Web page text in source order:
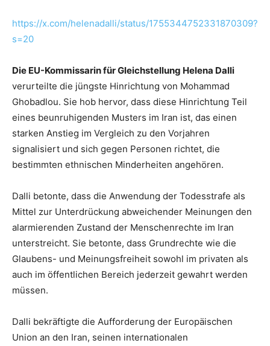
https://x.com/helenadalli/status/1755344752331870309?
s=20
Die EU-Kommissarin für Gleichstellung Helena Dalli
verurteilte die jüngste Hinrichtung von Mohammad
Ghobadlou. Sie hob hervor, dass diese Hinrichtung Teil
eines beunruhigenden Musters im Iran ist, das einen
starken Anstieg im Vergleich zu den Vorjahren
signalisiert und sich gegen Personen richtet, die
bestimmten ethnischen Minderheiten angehören.
Dalli betonte, dass die Anwendung der Todesstrafe als
Mittel zur Unterdrückung abweichender Meinungen den
alarmierenden Zustand der Menschenrechte im Iran
unterstreicht. Sie betonte, dass Grundrechte wie die
Glaubens- und Meinungsfreiheit sowohl im privaten als
auch im öffentlichen Bereich jederzeit gewahrt werden
müssen.
Dalli bekräftigte die Aufforderung der Europäischen
Union an den Iran, seinen internationalen